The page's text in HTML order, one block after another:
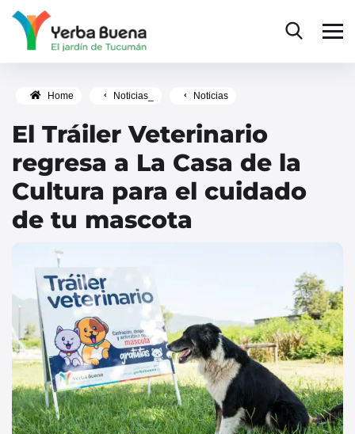
Home Noticias_ Noticias
El Tráiler Veterinario
regresa a La Casa de la
Cultura para el cuidado
de tu mascota